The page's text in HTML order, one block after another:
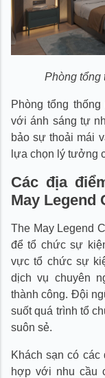
Phòng tổng
Phòng tổng
với ánh sáng tự
bảo sự thoải mái
lựa chọn lý tưởng
Các địa
May Legend
The May Legend
để tổ chức sự
vực tổ chức sự
dịch vụ chuyên
thành công. Đội
suốt quá trình tổ
suôn sẻ.
Khách sạn có
hợp với nhu cầu